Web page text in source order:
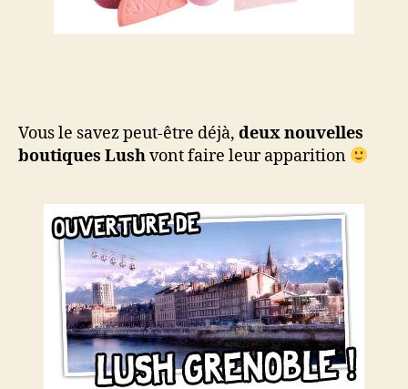
Vous le savez peut-être déjà, deux nouvelles
boutiques Lushvont faire leur apparition